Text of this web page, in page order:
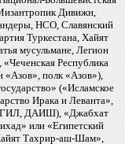
Дивижн,
НСО, Славянский
Туркестана, Хайят
мусульмане, Легион
Республика
«Азов», полк «Азов»),
(«Исламское
Ирака и Леванта»,
ДАИШ), «Джабхат
или «Египетский
Тахрир-аш-Шам»,